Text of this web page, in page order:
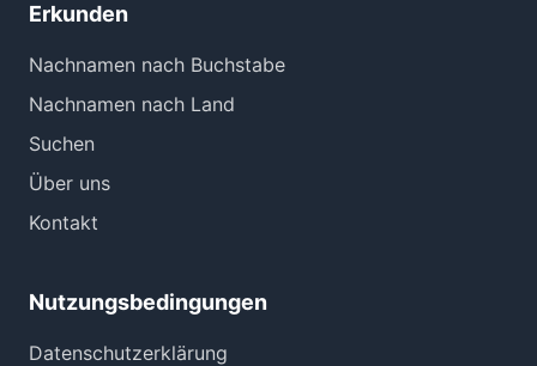
Erkunden
Nachnamen nach Buchstabe
Nachnamen nach Land
Suchen
Über uns
Kontakt
Nutzungsbedingungen
Datenschutzerklärung